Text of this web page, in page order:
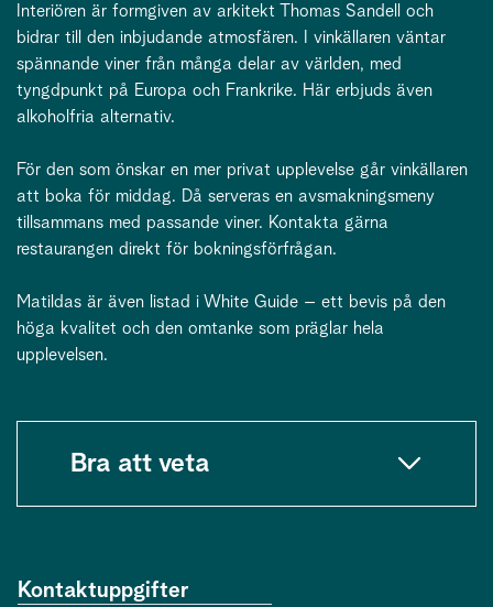
Interiören är formgiven av arkitekt Thomas Sandell och
bidrar till den inbjudande atmosfären. I vinkällaren väntar
spännande viner från många delar av världen, med
tyngdpunkt på Europa och Frankrike. Här erbjuds även
alkoholfria alternativ.
För den som önskar en mer privat upplevelse går vinkällaren
att boka för middag. Då serveras en avsmakningsmeny
tillsammans med passande viner. Kontakta gärna
restaurangen direkt för bokningsförfrågan.
Matildas är även listad i White Guide – ett bevis på den
höga kvalitet och den omtanke som präglar hela
upplevelsen.
Bra att veta
Kontaktuppgifter